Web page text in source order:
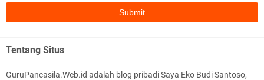
Pancasila Kelas 7, 8, 9 Lengkap CP
BAGUSSS👍👍👍👍👍👍👍👍👍👍👍👍👍👍👍👍👍👍👍👍👍👍👍👍
👍👍👍👍👍
Tentang Situs
GuruPancasila.Web.id adalah blog pribadi Saya Eko Budi Santoso,